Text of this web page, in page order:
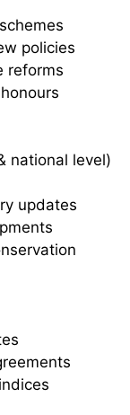
policies
reforms
national level)
updates